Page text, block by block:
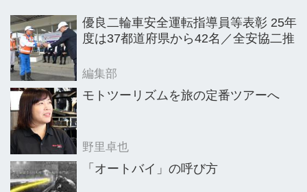
ファイナルエディションで絶版となっ
たが、大事に乗り続けるオーナーも多
集結。新型カタナも多くみられ、カタ
ナの人気と歴史を感じさせるミーティ
優良二輪車安全運転指導員等表彰 25年
度は37都道府県から42名／全安協二推
編集部
モトツーリズムを旅の定番ツアーへ
野里卓也
「オートバイ」の呼び方